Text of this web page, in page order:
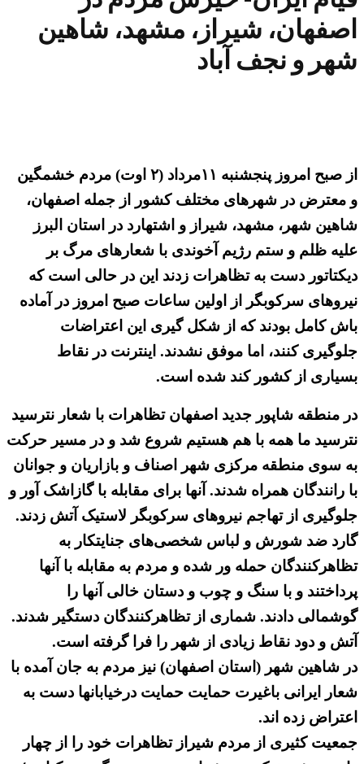
اصفهان، شیراز، مشهد، شاهین
شهر و نجف آباد
از صبح امروز پنجشنبه ۱۱مرداد (۲ اوت) مردم خشمگین
و معترض در شهرهای مختلف کشور از جمله اصفهان،
شاهین شهر، مشهد، شیراز و اشتهارد در استان البرز
علیه ظلم و ستم رژیم آخوندی با شعارهای مرگ بر
دیکتاتور دست به تظاهرات زدند این در حالی است که
نیروهای سرکوبگر از اولین ساعات صبح امروز در آماده
باش کامل بودند که از شکل گیری این اعتراضات
جلوگیری کنند، اما موفق نشدند. اینترنت در نقاط
بسیاری از کشور کند شده است.
در منطقه شاپور جدید اصفهان تظاهرات با شعار نترسید
نترسید ما همه با هم هستیم شروع شد و در مسیر حرکت
به سوی منطقه مرکزی شهر اصناف و بازاریان و جوانان
با رانندگان همراه شدند. آنها برای مقابله با گازاشک آور و
جلوگیری از تهاجم نیروهای سرکوبگر لاستیک آتش زدند.
گارد ضد شورش و لباس شخصی‌های جنایتکار به
تظاهرکنندگان حمله ور شده و مردم به مقابله با آنها
پرداختند و با سنگ و چوب و دستان خالی آنها را
گوشمالی دادند. شماری از تظاهرکنندگان دستگیر شدند.
آتش و دود نقاط زیادی از شهر را فرا گرفته است.
در شاهین شهر (استان اصفهان) نیز مردم به جان آمده با
شعار ایرانی باغیرت حمایت حمایت درخیابانها دست به
اعتراض زده اند.
جمعیت کثیری از مردم شیراز تظاهرات خود را از چهار